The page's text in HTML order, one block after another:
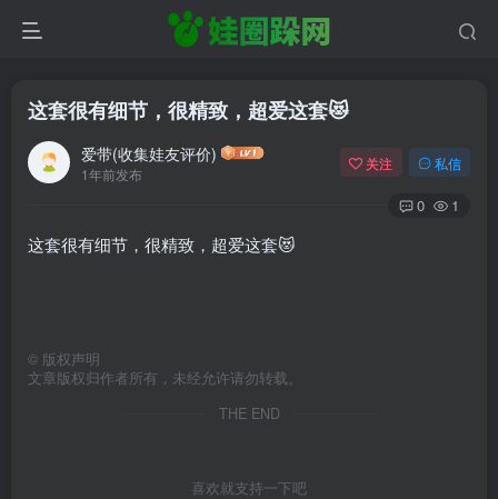
这套很有细节，很精致，超爱这套😻
爱带(收集娃友评价)
1年前发布
关注 私信
0 1
这套很有细节，很精致，超爱这套😻
© 版权声明
文章版权归作者所有，未经允许请勿转载。
THE END
喜欢就支持一下吧